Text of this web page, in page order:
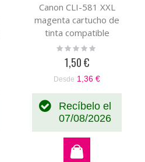
Canon CLI-581 XXL
magenta cartucho de
tinta compatible
(1996C001)
Rating:
1,50 €
Desde 1,36 €
Recíbelo el
07/08/2026